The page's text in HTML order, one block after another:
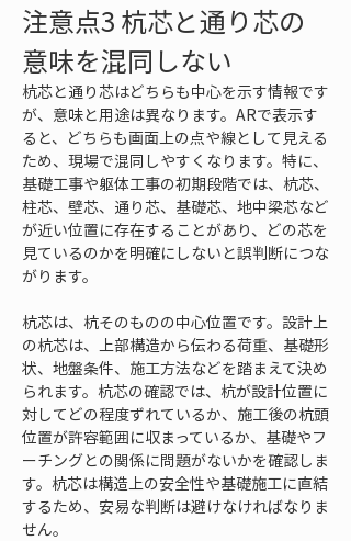
注意点3 杭芯と通り芯の
意味を混同しない
杭芯と通り芯はどちらも中心を示す情報です
が、意味と用途は異なります。ARで表示す
ると、どちらも画面上の点や線として見える
ため、現場で混同しやすくなります。特に、
基礎工事や躯体工事の初期段階では、杭芯、
柱芯、壁芯、通り芯、基礎芯、地中梁芯など
が近い位置に存在することがあり、どの芯を
見ているのかを明確にしないと誤判断につな
がります。
杭芯は、杭そのものの中心位置です。設計上
の杭芯は、上部構造から伝わる荷重、基礎形
状、地盤条件、施工方法などを踏まえて決め
られます。杭芯の確認では、杭が設計位置に
対してどの程度ずれているか、施工後の杭頭
位置が許容範囲に収まっているか、基礎やフ
ーチングとの関係に問題がないかを確認しま
す。杭芯は構造上の安全性や基礎施工に直結
するため、安易な判断は避けなければなりま
せん。